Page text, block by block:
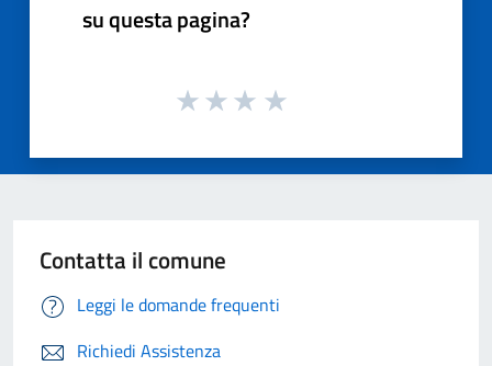
su questa pagina?
Contatta il comune
Leggi le domande frequenti
Richiedi Assistenza